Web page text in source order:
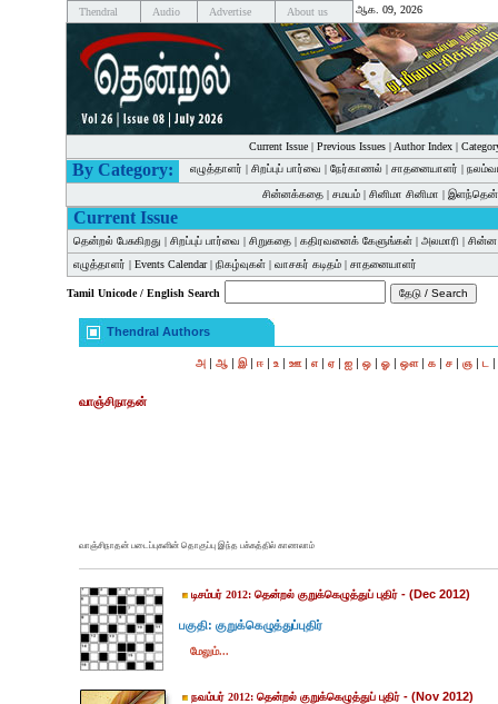
Thendral Audio Advertise About us ஆக. 09, 2026
Current Issue| Previous Issues| Author Index|
By Category: எழுத்தாளர் | சிறப்புப் பார்வை | நேர்காணல் | சாதனையாளர் |
சின்னக்கதை | சமயம் | சினிமா சினிமா |
Current Issue
தென்றல் பேசுகிறது | சிறப்புப் பார்வை | சிறுகதை | கதிரவனைக் கேளுங்கள் | அலமாரி |
எழுத்தாளர் | Events Calendar| நிகழ்வுகள் | வாசகர் கடிதம் | சாதனையாளர்
Tamil Unicode / English Search
Thendral Authors
அ | ஆ | இ| ஈ | உ | ஊ | எ | ஏ | ஐ | ஒ | ஓ | ஔ| க | ச | ஞ | ட |
வாஞ்சிநாதன்
வாஞ்சிநாதன் படைப்புகளின் தொகுப்பு இந்த பக்கத்தில் காணலாம்
டிசம்பர் 2012: தென்றல் குறுக்கெழுத்துப் புதிர் - (Dec 2012)
பகுதி: குறுக்கெழுத்துப்புதிர்
மேலும்...
நவம்பர் 2012: தென்றல் குறுக்கெழுத்துப் புதிர் - (Nov 2012)